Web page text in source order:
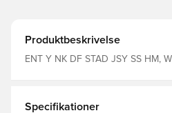
Produktbeskrivelse
ENT Y NK DF STAD JSY SS HM,
Specifikationer